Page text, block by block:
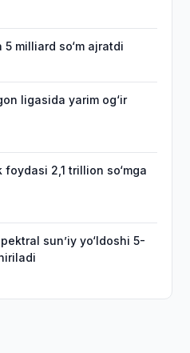
5 milliard so‘m ajratdi
ligasida yarim og‘ir
foydasi 2,1 trillion so‘mga
sun’iy yo‘ldoshi 5-